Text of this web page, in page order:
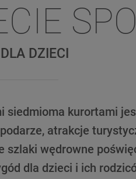
DZIECI
siedmioma kurortami
atrakcje
szlaki wędrowne
dla dzieci i ich